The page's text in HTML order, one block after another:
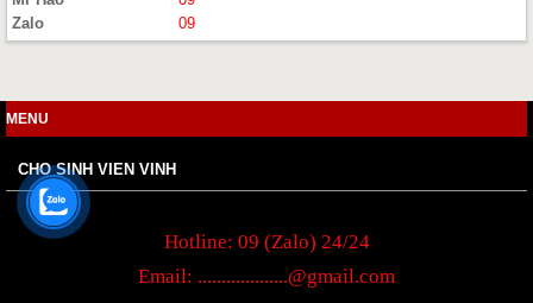
Zalo
09
MENU
CHO SINH VIEN VINH
Hotline: 09 (Zalo) 24/24
Email: ...................@gmail.com